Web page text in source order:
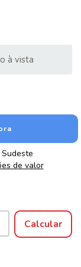
à vista
de valor
Calcular